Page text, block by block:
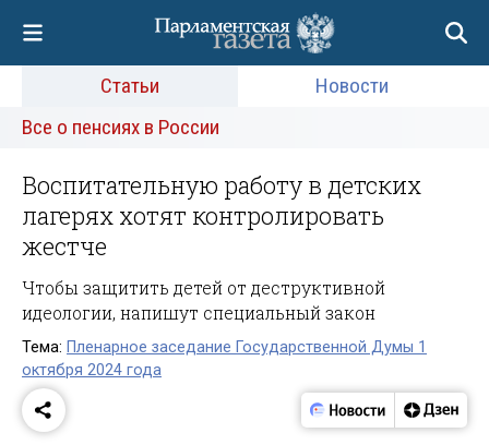
Статьи
Новости
Все о пенсиях в России
Воспитательную работу в детских
лагерях хотят контролировать
жестче
Чтобы защитить детей от деструктивной
идеологии, напишут специальный закон
Тема: Пленарное заседание Государственной Думы 1
октября 2024 года